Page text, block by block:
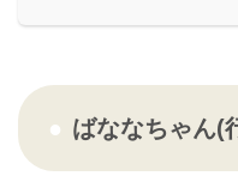
ばななちゃん(